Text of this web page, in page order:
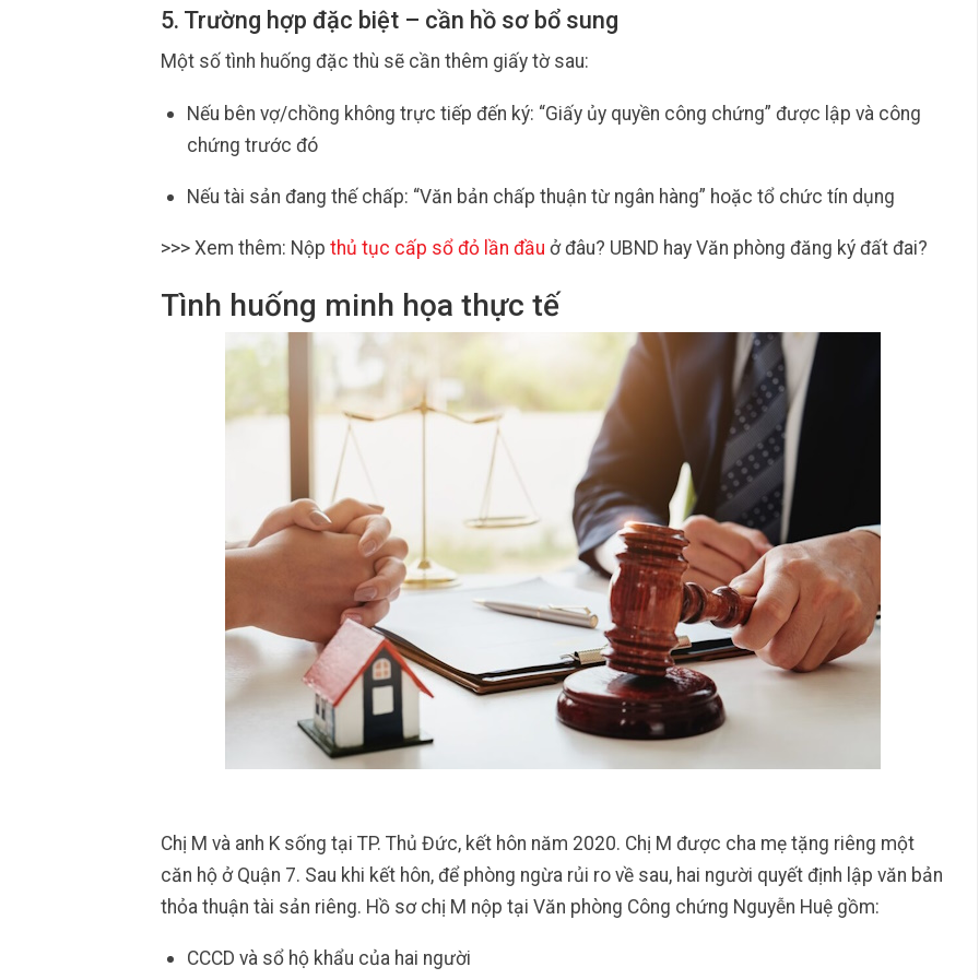
5. Trường hợp đặc biệt – cần hồ sơ bổ sung
Một số tình huống đặc thù sẽ cần thêm giấy tờ sau:
Nếu bên vợ/chồng không trực tiếp đến ký: “Giấy ủy quyền công chứng” được lập và công
chứng trước đó
Nếu tài sản đang thế chấp: “Văn bản chấp thuận từ ngân hàng” hoặc tổ chức tín dụng
>>> Xem thêm: Nộp thủ tục cấp sổ đỏ lần đầu ở đâu? UBND hay Văn phòng đăng ký đất đai?
Tình huống minh họa thực tế
Chị M và anh K sống tại TP. Thủ Đức, kết hôn năm 2020. Chị M được cha mẹ tặng riêng một
căn hộ ở Quận 7. Sau khi kết hôn, để phòng ngừa rủi ro về sau, hai người quyết định lập văn bản
thỏa thuận tài sản riêng. Hồ sơ chị M nộp tại Văn phòng Công chứng Nguyễn Huệ gồm:
CCCD và sổ hộ khẩu của hai người